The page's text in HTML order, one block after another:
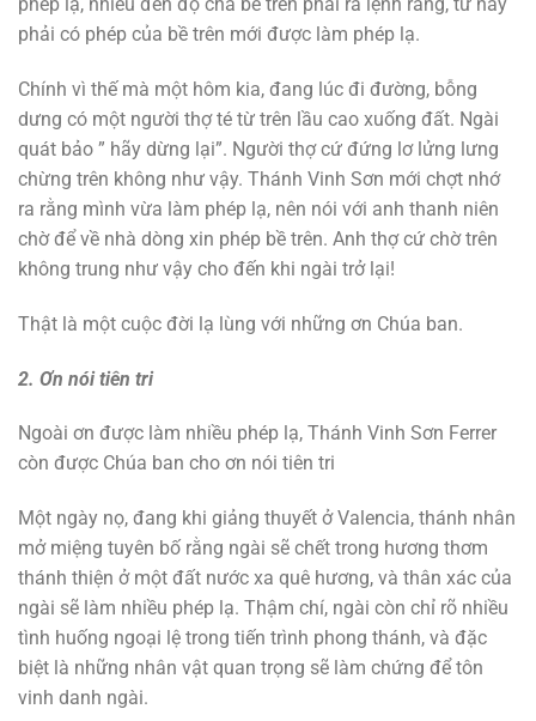
phải có phép của bề trên mới được làm phép lạ.
Chính vì thế mà một hôm kia, đang lúc đi đường, bỗng
dưng có một người thợ té từ trên lầu cao xuống đất. Ngài
quát bảo ” hãy dừng lại”. Người thợ cứ đứng lơ lửng lưng
chừng trên không như vậy. Thánh Vinh Sơn mới chợt nhớ
ra rằng mình vừa làm phép lạ, nên nói với anh thanh niên
chờ để về nhà dòng xin phép bề trên. Anh thợ cứ chờ trên
không trung như vậy cho đến khi ngài trở lại!
Thật là một cuộc đời lạ lùng với những ơn Chúa ban.
2. Ơn nói tiên tri
Ngoài ơn được làm nhiều phép lạ, Thánh Vinh Sơn Ferrer
còn được Chúa ban cho ơn nói tiên tri
Một ngày nọ, đang khi giảng thuyết ở Valencia, thánh nhân
mở miệng tuyên bố rằng ngài sẽ chết trong hương thơm
thánh thiện ở một đất nước xa quê hương, và thân xác của
ngài sẽ làm nhiều phép lạ. Thậm chí, ngài còn chỉ rõ nhiều
tình huống ngoại lệ trong tiến trình phong thánh, và đặc
biệt là những nhân vật quan trọng sẽ làm chứng để tôn
vinh danh ngài.